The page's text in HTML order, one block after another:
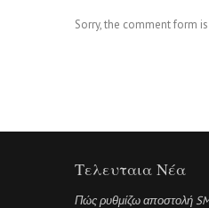
Sorry, the comment form
Τελευταια Νέα
Πώς ρυθμίζω αποστολή